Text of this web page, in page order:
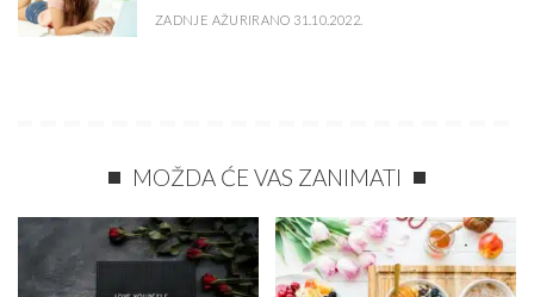
ZADNJE AŽURIRANO 31.10.2022.
MOŽDA ĆE VAS ZANIMATI